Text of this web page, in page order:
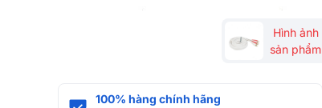
Hình ảnh
sản phẩm
100% hàng chính hãng